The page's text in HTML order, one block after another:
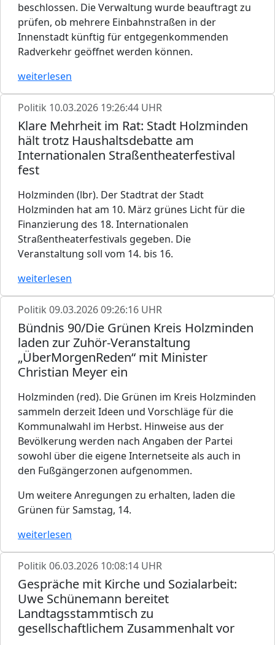
beschlossen. Die Verwaltung wurde beauftragt zu
prüfen, ob mehrere Einbahnstraßen in der
Innenstadt künftig für entgegenkommenden
Radverkehr geöffnet werden können.
weiterlesen
Politik 10.03.2026 19:26:44 UHR
Klare Mehrheit im Rat: Stadt Holzminden
hält trotz Haushaltsdebatte am
Internationalen Straßentheaterfestival
fest
Holzminden (lbr). Der Stadtrat der Stadt
Holzminden hat am 10. März grünes Licht für die
Finanzierung des 18. Internationalen
Straßentheaterfestivals gegeben. Die
Veranstaltung soll vom 14. bis 16.
weiterlesen
Politik 09.03.2026 09:26:16 UHR
Bündnis 90/Die Grünen Kreis Holzminden
laden zur Zuhör-Veranstaltung
„ÜberMorgenReden“ mit Minister
Christian Meyer ein
Holzminden (red). Die Grünen im Kreis Holzminden
sammeln derzeit Ideen und Vorschläge für die
Kommunalwahl im Herbst. Hinweise aus der
Bevölkerung werden nach Angaben der Partei
sowohl über die eigene Internetseite als auch in
den Fußgängerzonen aufgenommen.
Um weitere Anregungen zu erhalten, laden die
Grünen für Samstag, 14.
weiterlesen
Politik 06.03.2026 10:08:14 UHR
Gespräche mit Kirche und Sozialarbeit:
Uwe Schünemann bereitet
Landtagsstammtisch zu
gesellschaftlichem Zusammenhalt vor